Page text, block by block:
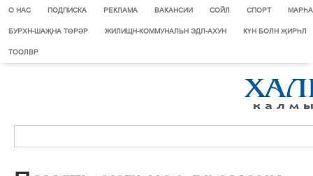
О НАС ПОДПИСКА РЕКЛАМА ВАКАНСИИ СОЙЛ СПОРТ
БУРХН-ШАҖНА ТӨРӘР ЖИЛИЩН-КОММУНАЛЬН ЭДЛ-АХУН КҮН БОЛН ҖИРҺЛ
ТООЛВР